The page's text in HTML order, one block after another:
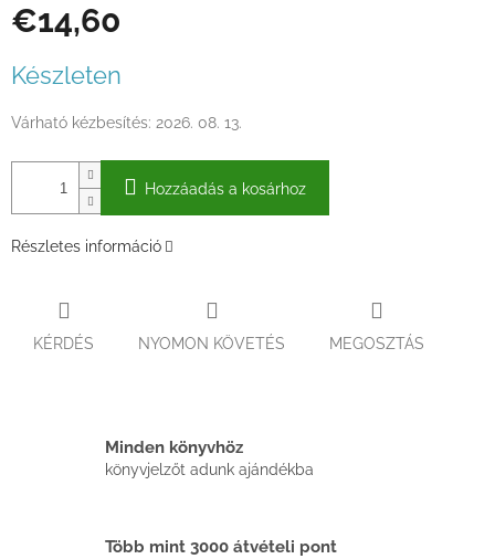
€14,60
Készleten
Várható kézbesítés: 2026. 08. 13.
Hozzáadás a kosárhoz
Részletes információ
KÉRDÉS NYOMON KÖVETÉS MEGOSZTÁS
Minden könyvhöz
könyvjelzőt adunk ajándékba
Több mint 3000 átvételi pont